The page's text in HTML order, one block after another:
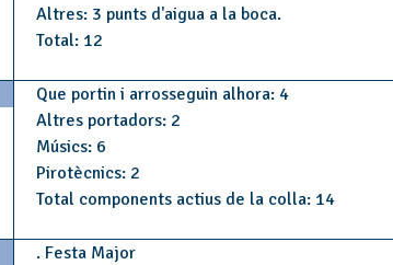
Altres: 3 punts d'aigua a la boca.
Total: 12
Que portin i arrosseguin alhora: 4
Altres portadors: 2
Músics: 6
Pirotècnics: 2
Total components actius de la colla: 14
. Festa Major